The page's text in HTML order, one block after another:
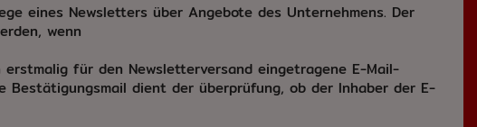
eines Newsletters über Angebote des Unternehmens. Der
wenn
für den Newsletterversand eingetragene E-Mail-
Bestätigungsmail dient der überprüfung, ob der Inhaber der E-